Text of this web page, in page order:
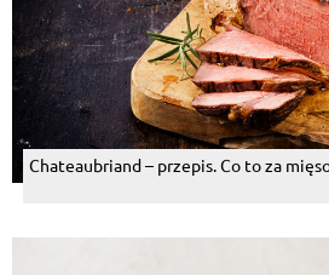
Chateaubriand – przepis. Co to za